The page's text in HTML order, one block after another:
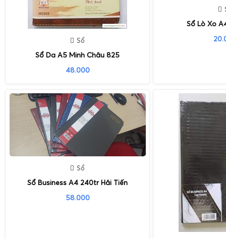
Sổ
Sổ Da A5 Minh Châu 825
48.000
Sổ Lò Xo
Sổ
Sổ Business A4 240tr Hải Tiến
58.000